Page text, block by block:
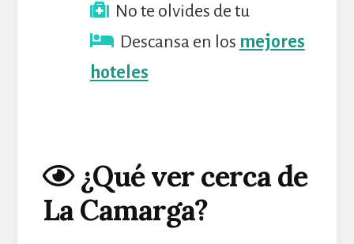
No te olvides de tu
Descansa en los mejores
hoteles
¿Qué ver cerca de
La Camarga?